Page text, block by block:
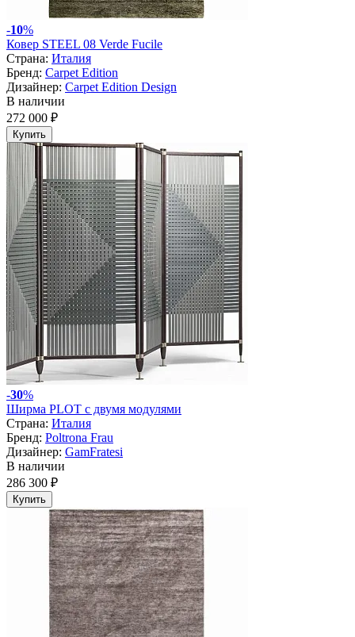
-10%
Ковер STEEL 08 Verde Fucile
Страна: Италия
Бренд: Carpet Edition
Дизайнер: Carpet Edition Design
В наличии
272 000 ₽
Купить
-30%
Ширма PLOT с двумя модулями
Страна: Италия
Бренд: Poltrona Frau
Дизайнер: GamFratesi
В наличии
286 300 ₽
Купить